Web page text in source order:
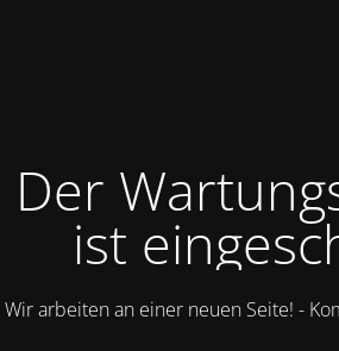
Der
ist
Wir arbeiten an einer neuen Seite! -